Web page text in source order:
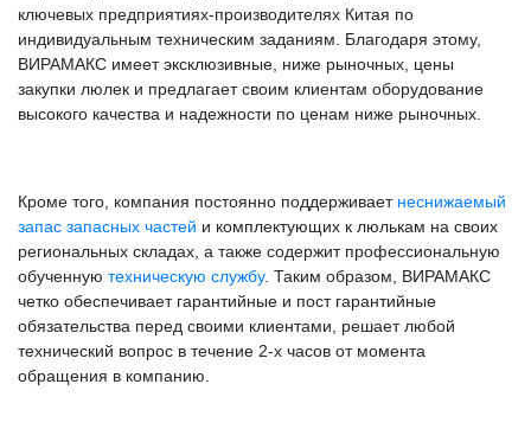
ключевых предприятиях-производителях Китая по
индивидуальным техническим заданиям. Благодаря этому,
ВИРАМАКС имеет эксклюзивные, ниже рыночных, цены
закупки люлек и предлагает своим клиентам оборудование
высокого качества и надежности по ценам ниже рыночных.
Кроме того, компания постоянно поддерживает неснижаемый
запас запасных частей и комплектующих к люлькам на своих
региональных складах, а также содержит профессиональную
обученную техническую службу. Таким образом, ВИРАМАКС
четко обеспечивает гарантийные и пост гарантийные
обязательства перед своими клиентами, решает любой
технический вопрос в течение 2-х часов от момента
обращения в компанию.